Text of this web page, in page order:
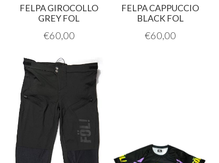
FELPA GIROCOLLO
GREY FOL
€60,00
FELPA CAPPUCCIO
BLACK FOL
€60,00